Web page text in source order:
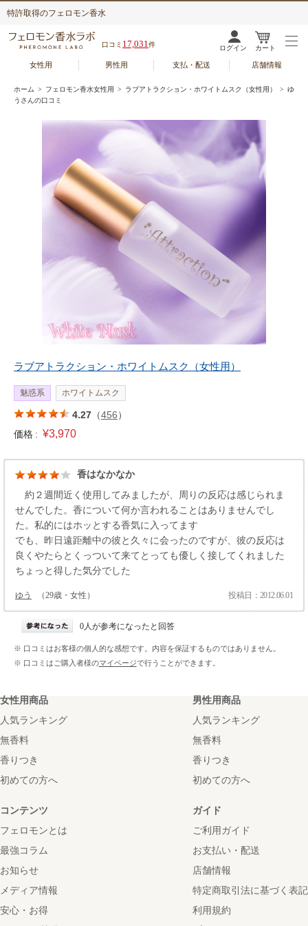
特許取得のフェロモン香水
口コミ 17,031件 ログイン カート
女性用 男性用 支払・配送 店舗情報
ホーム > フェロモン香水女性用 > ラブアトラクション・ホワイトムスク（女性用）
> ゆ
うさんの口コミ
ラブアトラクション・ホワイトムスク（女性用）
魅惑系 ホワイトムスク
4.27 （456）
価格 : ¥3,970
香はなかなか
約２週間近く使用してみましたが、周りの反応は感じられま
せんでした。香について何か言われることはありませんでし
た。私的にはホッとする香気に入ってます
でも、昨日遠距離中の彼と久々に会ったのですが、彼の反応は
良くやたらとくっついて来てとっても優しく接してくれました
ちょっと得した気分でした
ゆう （29歳・女性） 投稿日：2012.06.01
0人が参考になったと回答
※ 口コミはお客様の個人的な感想です。内容を保証するものではありません。
※ 口コミはご購入者様のマイページで行うことができます。
女性用商品
人気ランキング
無香料
香りつき
初めての方へ
男性用商品
人気ランキング
無香料
香りつき
初めての方へ
コンテンツ
フェロモンとは
最強コラム
お知らせ
メディア情報
安心・お得
ガイド
ご利用ガイド
お支払い・配送
店舗情報
特定商取引法に基づく表記
利用規約